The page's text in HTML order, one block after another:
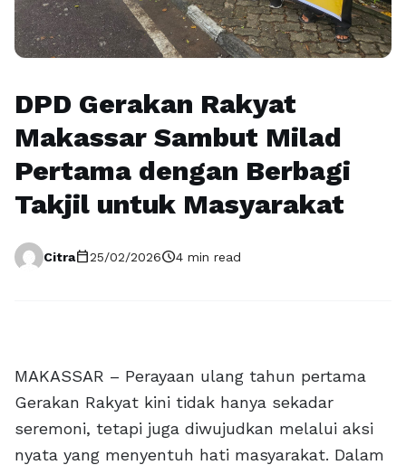
DPD Gerakan Rakyat
Makassar Sambut Milad
Pertama dengan Berbagi
Takjil untuk Masyarakat
Citracalendar_today25/02/2026schedule4 min read
MAKASSAR – Perayaan ulang tahun pertama
Gerakan Rakyat kini tidak hanya sekadar
seremoni, tetapi juga diwujudkan melalui aksi
nyata yang menyentuh hati masyarakat. Dalam